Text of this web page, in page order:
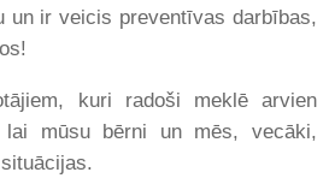
un ir veicis preventīvas darbības,
kuri radoši meklē arvien
lai mūsu bērni un mēs, vecāki,